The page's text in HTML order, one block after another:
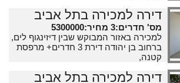
דירה למכירה בתל אביב
מס' חדרים:3 מחיר:5300000
למכירה באזור המבוקש שבין דיזינגוף לים,
ברחוב בן יהודה דירת 3 חדרים+ מרפסת
קטנה,
דירה למכירה בתל אביב